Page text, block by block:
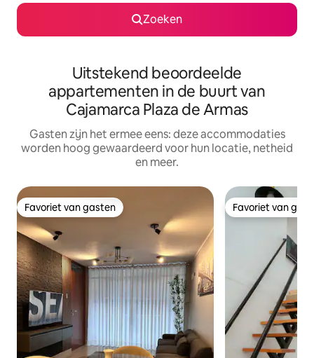
Zoeken
Uitstekend beoordeelde
appartementen in de buurt van
Cajamarca Plaza de Armas
Gasten zijn het ermee eens: deze accommodaties
worden hoog gewaardeerd voor hun locatie, netheid
en meer.
Favoriet van gasten
Favoriet van gasten Favoriet van
Favoriet van